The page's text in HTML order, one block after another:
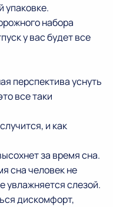
упаковке.
набора
у вас будет все
перспектива уснуть
все таки
и как
за время сна.
сна человек не
увлажняется слезой.
дискомфорт,